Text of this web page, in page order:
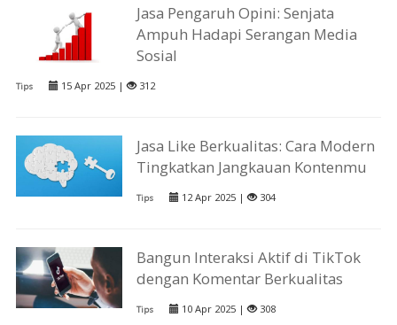
Jasa Pengaruh Opini: Senjata
Ampuh Hadapi Serangan Media
Sosial
Tips 15 Apr 2025 | 312
Jasa Like Berkualitas: Cara Modern
Tingkatkan Jangkauan Kontenmu
Tips 12 Apr 2025 | 304
Bangun Interaksi Aktif di TikTok
dengan Komentar Berkualitas
Tips 10 Apr 2025 | 308